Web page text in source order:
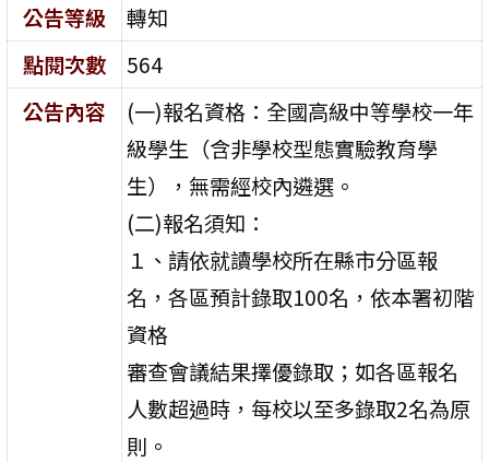
公告等級
轉知
點閱次數
564
公告內容
(一)報名資格：全國高級中等學校一年
級學生（含非學校型態實驗教育學
生），無需經校內遴選。
(二)報名須知：
１、請依就讀學校所在縣市分區報
名，各區預計錄取100名，依本署初階
資格
審查會議結果擇優錄取；如各區報名
人數超過時，每校以至多錄取2名為原
則。